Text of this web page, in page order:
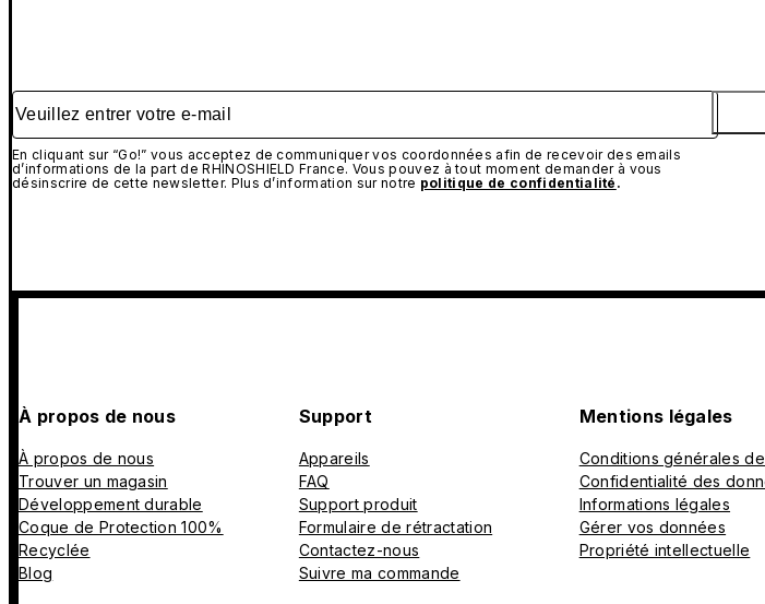
Veuillez entrer votre e-mail
En cliquant sur “Go!” vous acceptez de communiquer vos coordonnées afin de recevoir des emails
d’informations de la part de RHINOSHIELD France. Vous pouvez à tout moment demander à vous
désinscrire de cette newsletter. Plus d’information sur notre politique de confidentialité .
À propos de nous
À propos de nous
Trouver un magasin
Développement durable
Coque de Protection 100%
Recyclée
Blog
Support
Appareils
FAQ
Support produit
Formulaire de rétractation
Contactez-nous
Suivre ma commande
Mentions légales
Conditions générales
Confidentialité des
Informations légales
Gérer vos données
Propriété intellectuelle